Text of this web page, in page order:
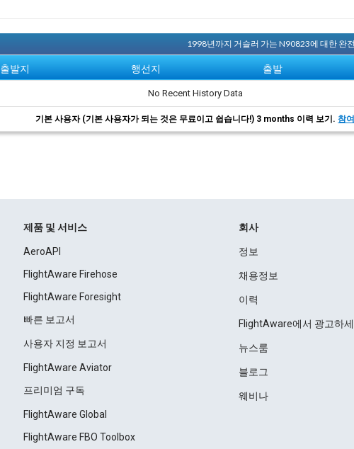
1998년까지 거슬러 가는 N90823에 대한 완
출발지 행선지 출발
No Recent History Data
기본 사용자 (기본 사용자가 되는 것은 무료이고 쉽습니다!) 3 months 이력 보기.참
제품 및 서비스
AeroAPI
FlightAware Firehose
FlightAware Foresight
빠른 보고서
사용자 지정 보고서
FlightAware Aviator
프리미엄 구독
FlightAware Global
FlightAware FBO Toolbox
회사
정보
채용정보
이력
FlightAware에서 광고하
뉴스룸
블로그
웨비나